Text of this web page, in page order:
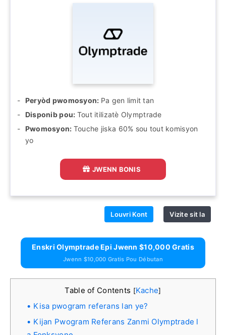
Peryòd pwomosyon: Pa gen limit tan
Disponib pou: Tout itilizatè Olymptrade
Pwomosyon: Touche jiska 60% sou tout komisyon
yo
JWENN BONIS
Louvri Kont Vizite sit la
Enskri Olymptrade Epi Jwenn $10,000 Gratis
Jwenn $10,000 Gratis Pou Débutan
Table of Contents [Kache]
Kisa pwogram referans lan ye?
Kijan Pwogram Referans Zanmi Olymptrade l